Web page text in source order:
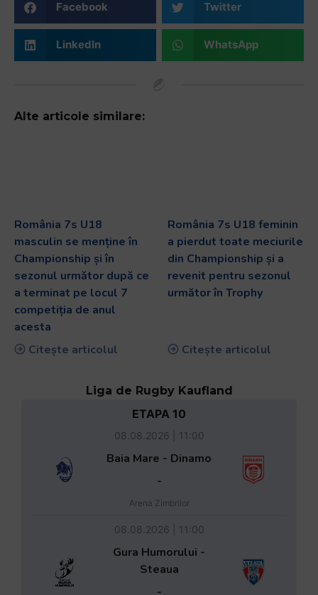
Facebook Twitter
LinkedIn WhatsApp
Alte articole similare:
România 7s U18
masculin se menține în
Championship și în
sezonul următor după ce
a terminat pe locul 7
competiția de anul
acesta
Citește articolul
România 7s U18 feminin
a pierdut toate meciurile
din Championship și a
revenit pentru sezonul
următor în Trophy
Citește articolul
Liga de Rugby Kaufland
ETAPA 10
08.08.2026 | 11:00
Baia Mare - Dinamo
-
Arena Zimbrilor
08.08.2026 | 11:00
Gura Humorului -
Steaua